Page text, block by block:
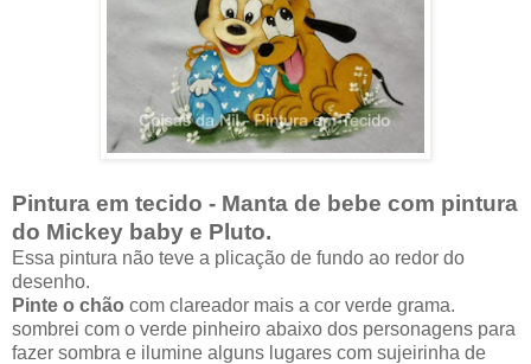
Pintura em tecido - Manta de bebe com pintura
do Mickey baby e Pluto.
Essa pintura não teve a plicação de fundo ao redor do
desenho.
Pinte o chão com clareador mais a cor verde grama.
sombrei com o verde pinheiro abaixo dos personagens para
fazer sombra e ilumine alguns lugares com sujeirinha de